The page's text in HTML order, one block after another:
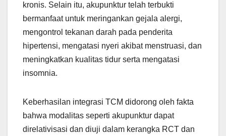
kronis. Selain itu, akupunktur telah terbukti
bermanfaat untuk meringankan gejala alergi,
mengontrol tekanan darah pada penderita
hipertensi, mengatasi nyeri akibat menstruasi, dan
meningkatkan kualitas tidur serta mengatasi
insomnia.
Keberhasilan integrasi TCM didorong oleh fakta
bahwa modalitas seperti akupunktur dapat
direlativisasi dan diuji dalam kerangka RCT dan